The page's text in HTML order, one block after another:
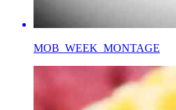
MOB_WEEK_MONTAGE